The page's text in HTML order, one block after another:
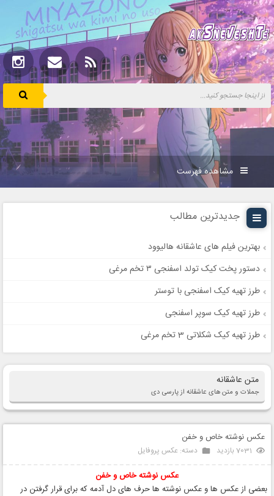
مشاهده فهرست
جدیدترین مطالب
بهترین فیلم های عاشقانه هالیوود
دستور پخت کیک تولد اسفنجی ۳ تخم مرغی
طرز تهیه کیک اسفنجی با توستر
طرز تهیه کیک سوپر اسفنجی
طرز تهیه کیک شکلاتی 3 تخم مرغی
متن عاشقانه
جملات و متن های عاشقانه از پارسی دی
عکس نوشته خاص و خفن
7031 بازدید دسته: عکس پروفایل
عکس نوشتهخاص و خفن
بعضی از عکس ها و عکس نوشته ها حرف های دل آدمه که برای قرار گرفتن در